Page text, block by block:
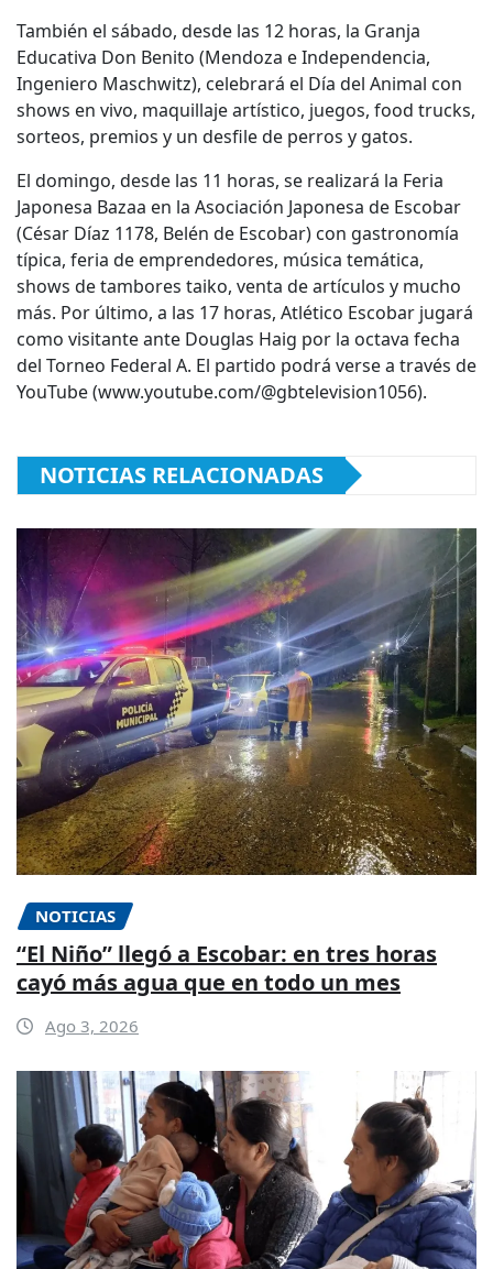
También el sábado, desde las 12 horas, la Granja
Educativa Don Benito (Mendoza e Independencia,
Ingeniero Maschwitz), celebrará el Día del Animal con
shows en vivo, maquillaje artístico, juegos, food trucks,
sorteos, premios y un desfile de perros y gatos.
El domingo, desde las 11 horas, se realizará la Feria
Japonesa Bazaa en la Asociación Japonesa de Escobar
(César Díaz 1178, Belén de Escobar) con gastronomía
típica, feria de emprendedores, música temática,
shows de tambores taiko, venta de artículos y mucho
más. Por último, a las 17 horas, Atlético Escobar jugará
como visitante ante Douglas Haig por la octava fecha
del Torneo Federal A. El partido podrá verse a través de
YouTube (www.youtube.com/@gbtelevision1056).
NOTICIAS RELACIONADAS
NOTICIAS
“El Niño” llegó a Escobar: en tres horas
cayó más agua que en todo un mes
Ago 3, 2026